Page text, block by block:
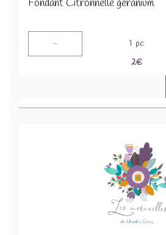
Fondant Citronnelle géranium
- 1 pc
2€